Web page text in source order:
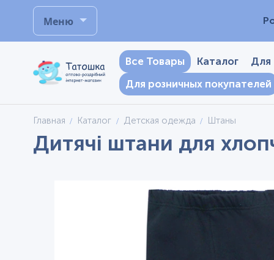
Меню
Все Товары Каталог
Для
Для розничных покупателей
Главная Каталог Детская одежда Штаны
Дитячі штани для